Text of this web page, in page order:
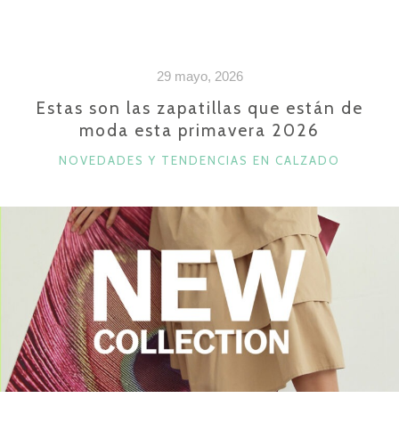
EN
2026:
EL
DE
«ZAPATO
CÓMODO»
A
LOOKAZO»
29 mayo, 2026
Estas son las zapatillas que están de
moda esta primavera 2026
CATEGORÍAS
NOVEDADES Y TENDENCIAS EN CALZADO